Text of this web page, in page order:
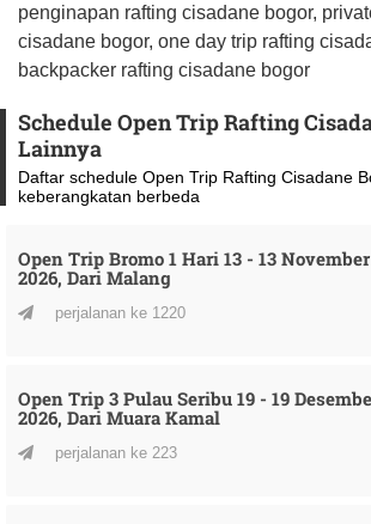
penginapan rafting cisadane bogor,
cisadane bogor, one day trip rafting
backpacker rafting cisadane bogor
Schedule Open Trip Rafting
Lainnya
Daftar schedule Open Trip Rafting Cisadane
keberangkatan berbeda
Open Trip Bromo 1 Hari 13 - 13 November
2026, Dari Malang
perjalanan ke 1220
Open Trip 3 Pulau Seribu 19 - 19
2026, Dari Muara Kamal
perjalanan ke 223